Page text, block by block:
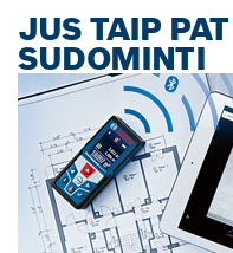
JUS TAIP
SUDOMINTI